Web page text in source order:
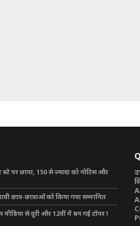
पर छापा, 150 से ज्यादा को नोटिस और
छात्र-छात्राओं को किया गया सम्मानित
मीडिया से दूरी और 12वीं में बन गई टॉपर !